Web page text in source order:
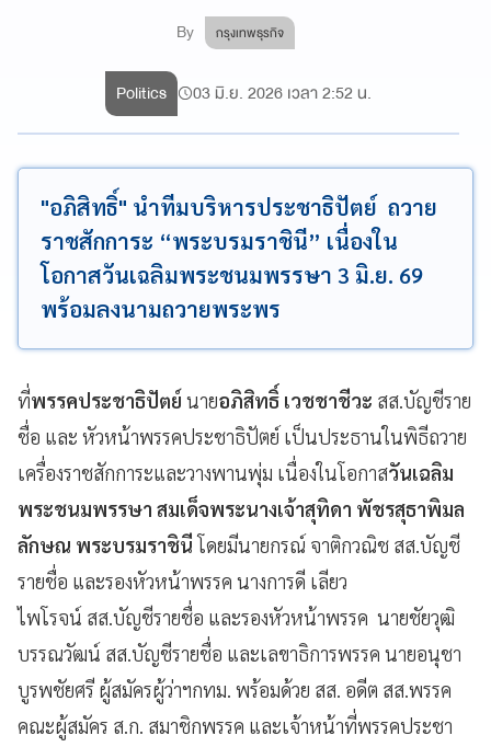
By กรุงเทพธุรกิจ
Politics 03 มิ.ย. 2026 เวลา 2:52 น.
"อภิสิทธิ์" นำทีมบริหารประชาธิปัตย์ ถวาย
ราชสักการะ “พระบรมราชินี” เนื่องใน
โอกาสวันเฉลิมพระชนมพรรษา 3 มิ.ย. 69
พร้อมลงนามถวายพระพร
ที่พรรคประชาธิปัตย์ นายอภิสิทธิ์ เวชชาชีวะ สส.บัญชีราย
ชื่อ และ หัวหน้าพรรคประชาธิปัตย์ เป็นประธานในพิธีถวาย
เครื่องราชสักการะและวางพานพุ่ม เนื่องในโอกาสวันเฉลิม
พระชนมพรรษา สมเด็จพระนางเจ้าสุทิดา พัชรสุธาพิมล
ลักษณ พระบรมราชินีโดยมีนายกรณ์ จาติกวณิช สส.บัญชี
รายชื่อ และรองหัวหน้าพรรค นางการดี เลียว
ไพโรจน์ สส.บัญชีรายชื่อ และรองหัวหน้าพรรค นายชัยวุฒิ
บรรณวัฒน์ สส.บัญชีรายชื่อ และเลขาธิการพรรค นายอนุชา
บูรพชัยศรี ผู้สมัครผู้ว่าฯกทม. พร้อมด้วย สส. อดีต สส.พรรค
คณะผู้สมัคร ส.ก. สมาชิกพรรค และเจ้าหน้าที่พรรคประชา